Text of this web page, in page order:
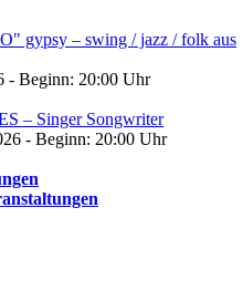
gypsy – swing / jazz / folk aus
- Beginn: 20:00 Uhr
– Singer Songwriter
- Beginn: 20:00 Uhr